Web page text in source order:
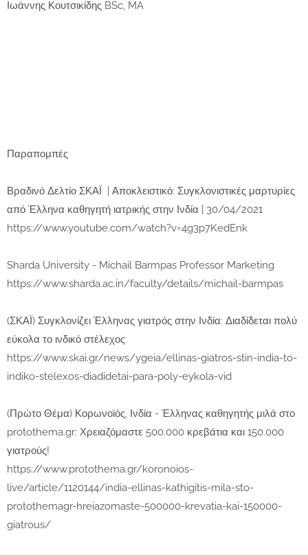
Ιωάννης Κουτσικίδης BSc, MA
Παραπομπές
Βραδινό Δελτίο ΣΚΑΪ | Αποκλειστικό: Συγκλονιστικές μαρτυρίες
από Έλληνα καθηγητή ιατρικής στην Ινδία | 30/04/2021
https://www.youtube.com/watch?v=4g3p7KedEnk
Sharda University - Michail Barmpas Professor Marketing
https://www.sharda.ac.in/faculty/details/michail-barmpas
(ΣΚΑΪ) Συγκλονίζει Έλληνας γιατρός στην Ινδία: Διαδίδεται πολύ
εύκολα το ινδικό στέλεχος
https://www.skai.gr/news/ygeia/ellinas-giatros-stin-india-to-
indiko-stelexos-diadidetai-para-poly-eykola-vid
(Πρώτο Θέμα) Κορωνοϊός, Ινδία - Έλληνας καθηγητής μιλά στο
protothema.gr: Χρειαζόμαστε 500.000 κρεβάτια και 150.000
γιατρούς!
https://www.protothema.gr/koronoios-
live/article/1120144/india-ellinas-kathigitis-mila-sto-
protothemagr-hreiazomaste-500000-krevatia-kai-150000-
giatrous/